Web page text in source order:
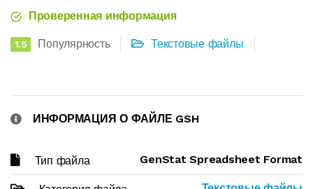
Проверенная информация
1.5 Популярность Текстовые файлы
ИНФОРМАЦИЯ О ФАЙЛЕ GSH
Тип файла GenStat Spreadsheet Format